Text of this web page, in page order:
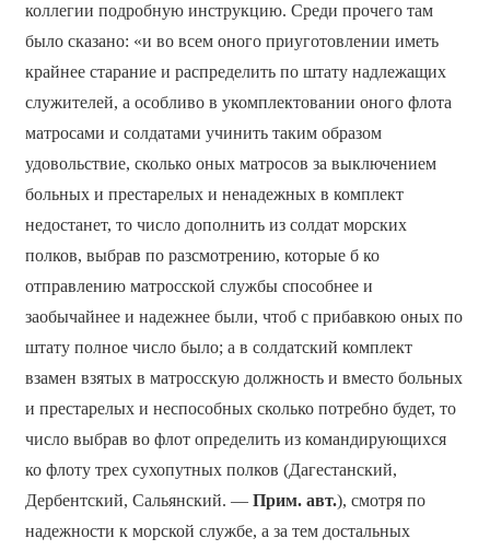
коллегии подробную инструкцию. Среди прочего там
было сказано: «и во всем оного приуготовлении иметь
крайнее старание и распределить по штату надлежащих
служителей, а особливо в укомплектовании оного флота
матросами и солдатами учинить таким образом
удовольствие, сколько оных матросов за выключением
больных и престарелых и ненадежных в комплект
недостанет, то число дополнить из солдат морских
полков, выбрав по разсмотрению, которые б ко
отправлению матросской службы способнее и
заобычайнее и надежнее были, чтоб с прибавкою оных по
штату полное число было; а в солдатский комплект
взамен взятых в матросскую должность и вместо больных
и престарелых и неспособных сколько потребно будет, то
число выбрав во флот определить из командирующихся
ко флоту трех сухопутных полков (Дагестанский,
Дербентский, Сальянский. — Прим. авт.), смотря по
надежности к морской службе, а за тем достальных